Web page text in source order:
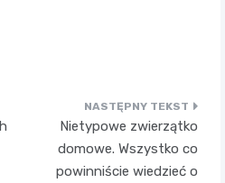
Nietypowe zwierzątko
domowe. Wszystko co
powinniście wiedzieć o